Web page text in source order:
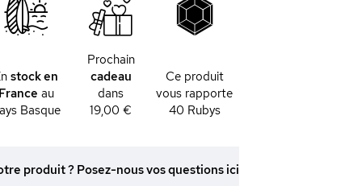
stock en
au
Basque
Prochain
cadeau
dans
19,00 €
Ce produit
vous rapporte
40 Rubys
produit ? Posez-nous vos questions ici